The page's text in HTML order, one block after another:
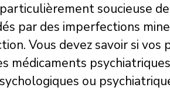
soucieuse
par des imperfections
Vous devez savoir si
médicaments
ou